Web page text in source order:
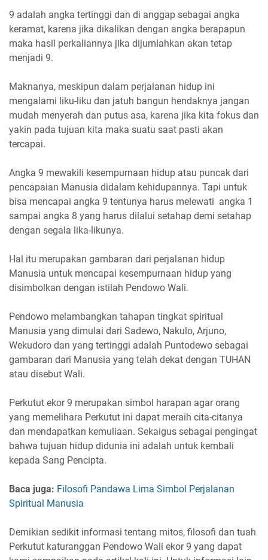
9 adalah angka tertinggi dan di anggap sebagai angka
keramat, karena jika dikalikan dengan angka berapapun
maka hasil perkaliannya jika dijumlahkan akan tetap
menjadi 9.
Maknanya, meskipun dalam perjalanan hidup ini
mengalami liku-liku dan jatuh bangun hendaknya jangan
mudah menyerah dan putus asa, karena jika kita fokus dan
yakin pada tujuan kita maka suatu saat pasti akan
tercapai.
Angka 9 mewakili kesempurnaan hidup atau puncak dari
pencapaian Manusia didalam kehidupannya. Tapi untuk
bisa mencapai angka 9 tentunya harus melewati angka 1
sampai angka 8 yang harus dilalui setahap demi setahap
dengan segala lika-likunya.
Hal itu merupakan gambaran dari perjalanan hidup
Manusia untuk mencapai kesempurnaan hidup yang
disimbolkan dengan istilah Pendowo Wali.
Pendowo melambangkan tahapan tingkat spiritual
Manusia yang dimulai dari Sadewo, Nakulo, Arjuno,
Wekudoro dan yang tertinggi adalah Puntodewo sebagai
gambaran dari Manusia yang telah dekat dengan TUHAN
atau disebut Wali.
Perkutut ekor 9 merupakan simbol harapan agar orang
yang memelihara Perkutut ini dapat meraih cita-citanya
dan mendapatkan kemuliaan. Sekaigus sebagai pengingat
bahwa tujuan hidup didunia ini adalah untuk kembali
kepada Sang Pencipta.
Baca juga: Filosofi Pandawa Lima Simbol Perjalanan
Spiritual Manusia
Demikian sedikit informasi tentang mitos, filosofi dan tuah
Perkutut katuranggan Pendowo Wali ekor 9 yang dapat